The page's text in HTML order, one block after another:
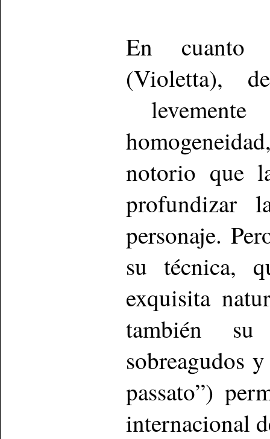
En cuanto
(Violetta),
levemente
notorio que
profundizar
personaje.
su técnica,
exquisita
también
sobreagudos
passato”)
internacional